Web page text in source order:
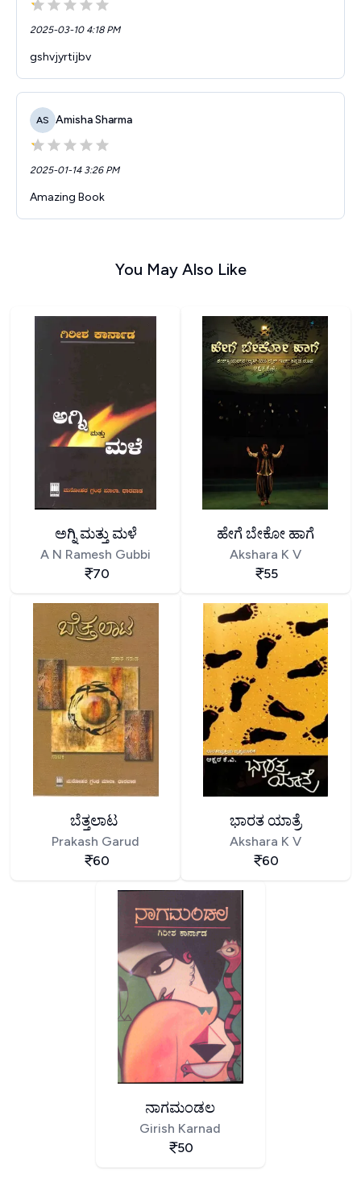
2025-03-10 4:18 PM
gshvjyrtijbv
AS Amisha Sharma
2025-01-14 3:26 PM
Amazing Book
You May Also Like
ಅಗ್ನಿ ಮತ್ತು ಮಳೆ
A N Ramesh Gubbi
70
ಹೇಗೆ ಬೇಕೋ ಹಾಗೆ
Akshara K V
55
ಬೆತ್ತಲಾಟ
Prakash Garud
60
ಭಾರತ ಯಾತ್ರೆ
Akshara K V
60
ನಾಗಮಂಡಲ
Girish Karnad
50